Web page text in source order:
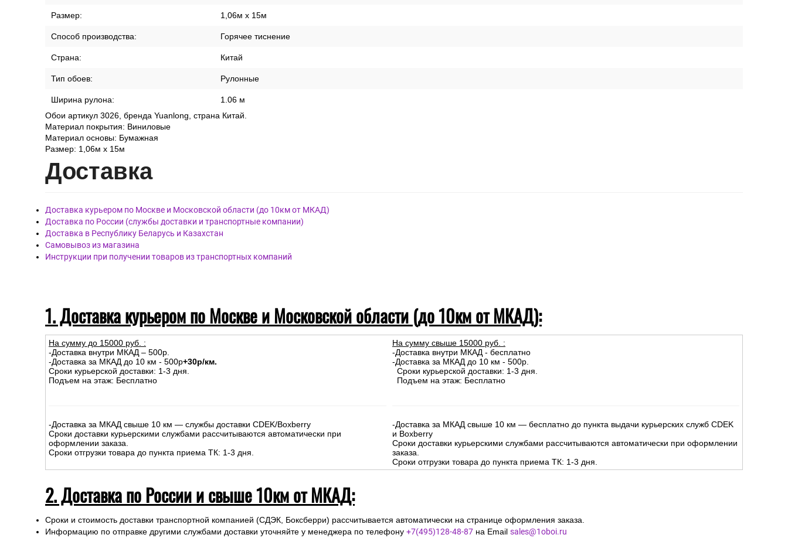
Размер: 1,06м x 15м
Способ производства: Горячее тиснение
Страна: Китай
Тип обоев: Рулонные
Ширина рулона:
1.06 м
Обои артикул 3026, бренда Yuanlong, страна Китай.
Материал покрытия: Виниловые
Материал основы: Бумажная
Размер: 1,06м x 15м
Доставка
Доставка курьером по Москве и Московской области (до 10км от МКАД)
Доставка по России (службы доставки и транспортные компании)
Доставка в Республику Беларусь и Казахстан
Самовывоз из магазина
Инструкции при получении товаров из транспортных компаний
1. Доставка курьером по Москве и Московской области (до 10км от МКАД):
На сумму до 15000 руб. :
-Доставка внутри МКАД – 500р.
-Доставка за МКАД до 10 км - 500р+30р/км.
Сроки курьерской доставки: 1-3 дня.
Подъем на этаж: Бесплатно
-Доставка за МКАД свыше 10 км — службы доставки CDEK/Boxberry
Сроки доставки курьерскими службами рассчитываются автоматически при
оформлении заказа.
Сроки отгрузки товара до пункта приема ТК: 1-3 дня.
На сумму свыше 15000 руб. :
-Доставка внутри МКАД - бесплатно
-Доставка за МКАД до 10 км - 500р.
Сроки курьерской доставки: 1-3 дня.
Подъем на этаж: Бесплатно
-Доставка за МКАД свыше 10 км — бесплатно до пункта выдачи курьерских служб CDEK
и Boxberry
Сроки доставки курьерскими службами рассчитываются автоматически при оформлении
заказа.
Сроки отгрузки товара до пункта приема ТК: 1-3 дня.
2. Доставка по России и свыше 10км от МКАД:
Сроки и стоимость доставки транспортной компанией (СДЭК, Боксберри) рассчитывается автоматически на странице оформления заказа.
Информацию по отправке другими службами доставки уточняйте у менеджера по телефону +7(495)128-48-87 на Email sales@1oboi.ru